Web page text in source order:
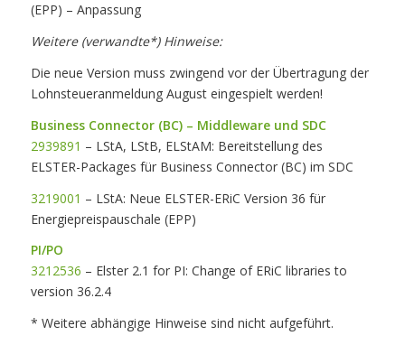
(EPP) – Anpassung
Weitere (verwandte*) Hinweise:
Die neue Version muss zwingend vor der Übertragung der
Lohnsteueranmeldung August eingespielt werden!
Business Connector (BC) – Middleware und SDC
2939891 – LStA, LStB, ELStAM: Bereitstellung des
ELSTER-Packages für Business Connector (BC) im SDC
3219001 – LStA: Neue ELSTER-ERiC Version 36 für
Energiepreispauschale (EPP)
PI/PO
3212536 – Elster 2.1 for PI: Change of ERiC libraries to
version 36.2.4
* Weitere abhängige Hinweise sind nicht aufgeführt.